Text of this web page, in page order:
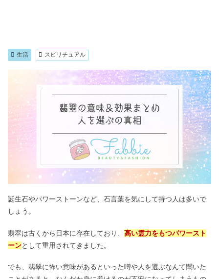
生活 スピリチュアル
誕生石やパワーストーンなど、石言葉を気にして持つ人は多いで
しょう。
翡翠は古くから日本に存在しており、 高い霊力をもつパワースト
ーンとして重用されてきました。
でも、翡翠に怖い意味があるといった噂や人を選ぶなんて聞いた